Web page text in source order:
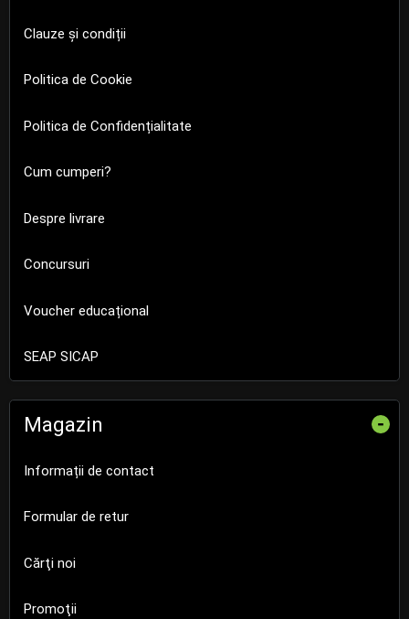
Clauze și condiții
Politica de Cookie
Politica de Confidențialitate
Cum cumperi?
Despre livrare
Concursuri
Voucher educațional
SEAP SICAP
Magazin -
Informații de contact
Formular de retur
Cărţi noi
Promoţii